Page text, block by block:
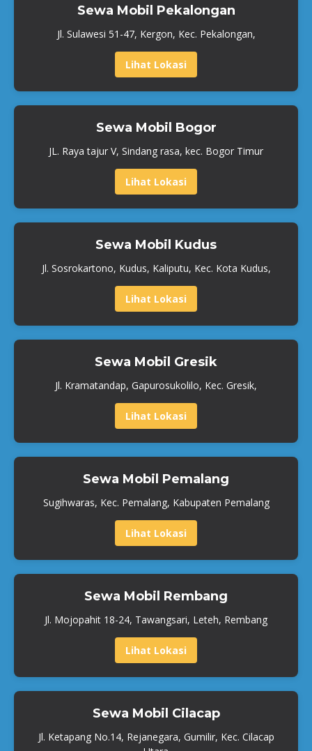
Sewa Mobil Pekalongan
Jl. Sulawesi 51-47, Kergon, Kec. Pekalongan,
Lihat Lokasi
Sewa Mobil Bogor
JL. Raya tajur V, Sindang rasa, kec. Bogor Timur
Lihat Lokasi
Sewa Mobil Kudus
Jl. Sosrokartono, Kudus, Kaliputu, Kec. Kota Kudus,
Lihat Lokasi
Sewa Mobil Gresik
Jl. Kramatandap, Gapurosukolilo, Kec. Gresik,
Lihat Lokasi
Sewa Mobil Pemalang
Sugihwaras, Kec. Pemalang, Kabupaten Pemalang
Lihat Lokasi
Sewa Mobil Rembang
Jl. Mojopahit 18-24, Tawangsari, Leteh, Rembang
Lihat Lokasi
Sewa Mobil Cilacap
Jl. Ketapang No.14, Rejanegara, Gumilir, Kec. Cilacap